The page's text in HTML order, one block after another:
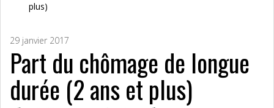
plus)
29 janvier 2017
Part du chômage de longue
durée (2 ans et plus)